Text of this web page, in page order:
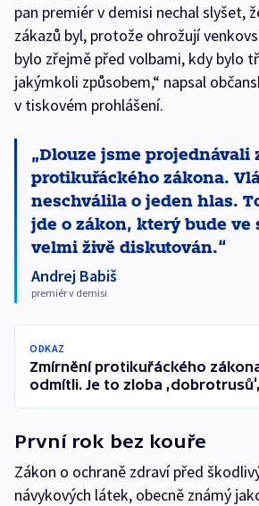
pan premiér v demisi nechal slyšet,
zákazů byl, protože ohrožují
bylo zřejmě před volbami, kdy bylo
jakýmkoli způsobem,“ napsal
v tiskovém prohlášení.
Dlouze jsme projednávali
protikuřáckého zákona.
neschválila o jeden hlas.
jde o zákon, který bude ve
velmi živě diskutován.
Andrej Babiš
premiér v demisi
ODKAZ
Zmírnění protikuřáckého
odmítli. Je to zloba
První rok bez kouře
Zákon o ochraně zdraví před
návykových látek, obecně známý